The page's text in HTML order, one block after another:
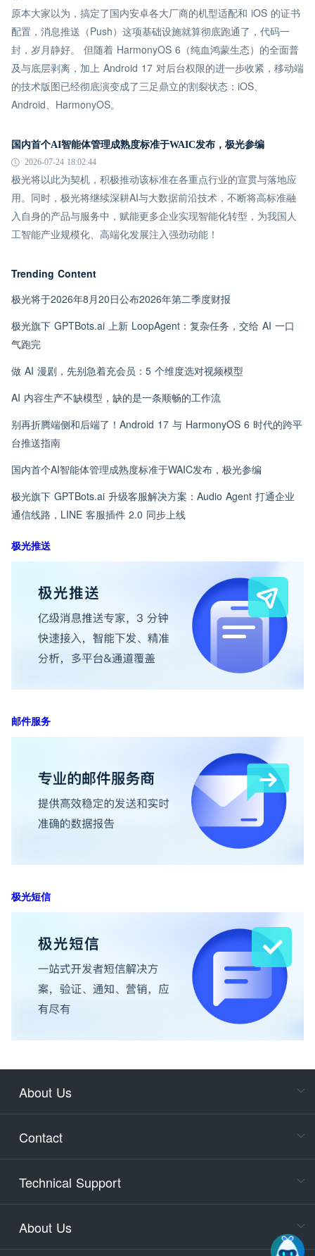
原本大家以为，搞定了国内安卓各大厂商的机型适配和 iOS 的证书
配置，消息推送（Push）这项基础设施就算彻底跑通了，代码一
封，岁月静好。 但随着 HarmonyOS 6（纯血鸿蒙生态）的全面普
及与底层剥离，加上 Android 17 对后台权限的进一步收紧，移动端
的技术版图已经彻底演变成了三足鼎立的割裂状态：iOS、
Android、HarmonyOS。
国内首个AI智能体管理成熟度标准于WAIC发布，极光参编
2026-07-24 18:02:44
极光将以此为契机，积极推动该标准在各重点行业的宣贯与落地应
用。同时，极光将继续深耕AI与大数据前沿技术，不断将高标准融
入自身的产品与服务中，赋能更多企业实现智能化转型，为我国人
工智能产业规模化、高端化发展注入强劲动能！
Trending Content
极光将于2026年8月20日公布2026年第二季度财报
极光旗下 GPTBots.ai 上新 LoopAgent：复杂任务，交给 AI 一口
气跑完
做 AI 漫剧，先别急着充会员：5 个维度选对视频模型
AI 内容生产不缺模型，缺的是一条顺畅的工作流
别再折腾端侧和后端了！Android 17 与 HarmonyOS 6 时代的跨平
台推送指南
国内首个AI智能体管理成熟度标准于WAIC发布，极光参编
极光旗下 GPTBots.ai 升级客服解决方案：Audio Agent 打通企业
通信线路，LINE 客服插件 2.0 同步上线
极光推送
邮件服务
极光短信
About Us
Contact
Technical Support
About Us
days)
9:30-